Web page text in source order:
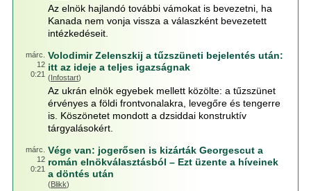
Az elnök hajlandó további vámokat is bevezetni, ha
Kanada nem vonja vissza a válaszként bevezetett
intézkedéseit.
márc.
12
0:21
Volodimir Zelenszkij a tűzszüneti bejelentés után:
itt az ideje a teljes igazságnak
(Infostart)
Az ukrán elnök egyebek mellett közölte: a tűzszünet
érvényes a földi frontvonalakra, levegőre és tengerre
is. Köszönetet mondott a dzsiddai konstruktív
tárgyalásokért.
márc.
12
0:21
Vége van: jogerősen is kizárták Georgescut a
román elnökválasztásból – Ezt üzente a híveinek
a döntés után
(Blikk)